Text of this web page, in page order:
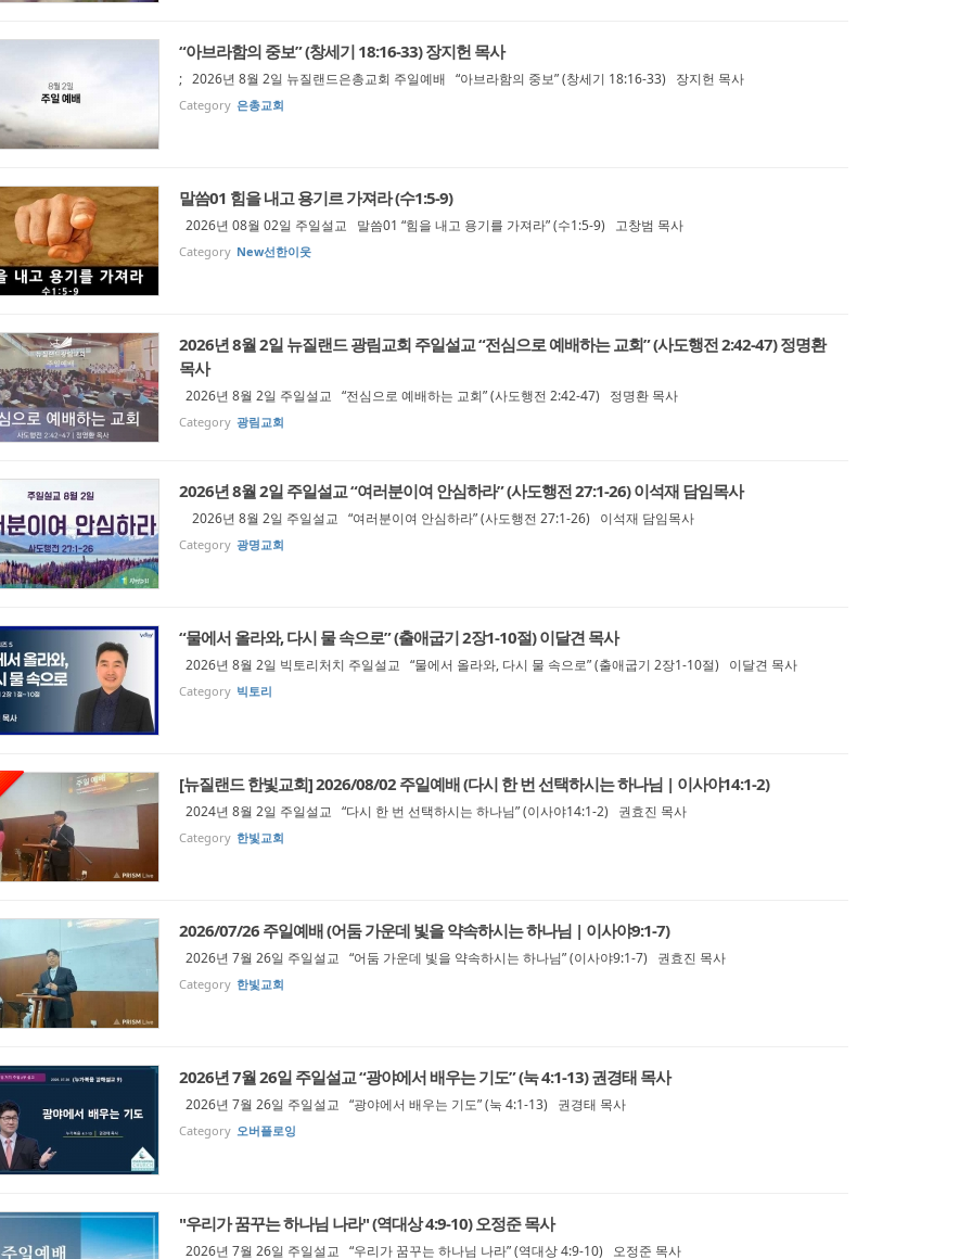
“아브라함의 중보” (창세기 18:16-33) 장지헌 목사
; 2026년 8월 2일 뉴질랜드은총교회 주일예배 “아브라함의 중보” (창세기 18:16-33) 장지헌 목사
Category 은총교회
말씀01 힘을 내고 용기르 가져라 (수1:5-9)
2026년 08월 02일 주일설교 말씀01 “힘을 내고 용기를 가져라” (수1:5-9) 고창범 목사
Category New선한이웃
2026년 8월 2일 뉴질랜드 광림교회 주일설교 “전심으로 예배하는 교회” (사도행전 2:42-47) 정명환
목사
2026년 8월 2일 주일설교 “전심으로 예배하는 교회” (사도행전 2:42-47) 정명환 목사
Category 광림교회
2026년 8월 2일 주일설교 “여러분이여 안심하라” (사도행전 27:1-26) 이석재 담임목사
2026년 8월 2일 주일설교 “여러분이여 안심하라” (사도행전 27:1-26) 이석재 담임목사
Category 광명교회
“물에서 올라와, 다시 물 속으로” (출애굽기 2장1-10절) 이달견 목사
2026년 8월 2일 빅토리처치 주일설교 “물에서 올라와, 다시 물 속으로” (출애굽기 2장1-10절) 이달견 목사
Category 빅토리
[뉴질랜드 한빛교회] 2026/08/02 주일예배 (다시 한 번 선택하시는 하나님 | 이사야14:1-2)
2024년 8월 2일 주일설교 “다시 한 번 선택하시는 하나님” (이사야14:1-2) 권효진 목사
Category 한빛교회
2026/07/26 주일예배 (어둠 가운데 빛을 약속하시는 하나님 | 이사야9:1-7)
2026년 7월 26일 주일설교 “어둠 가운데 빛을 약속하시는 하나님” (이사야9:1-7) 권효진 목사
Category 한빛교회
2026년 7월 26일 주일설교 “광야에서 배우는 기도” (눅 4:1-13) 권경태 목사
2026년 7월 26일 주일설교 “광야에서 배우는 기도” (눅 4:1-13) 권경태 목사
Category 오버플로잉
"우리가 꿈꾸는 하나님 나라" (역대상 4:9-10) 오정준 목사
2026년 7월 26일 주일설교 “우리가 꿈꾸는 하나님 나라” (역대상 4:9-10) 오정준 목사